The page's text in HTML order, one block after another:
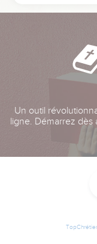
Un outil
ligne. Démarrez